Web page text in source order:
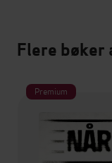
Flere bøker
Premium